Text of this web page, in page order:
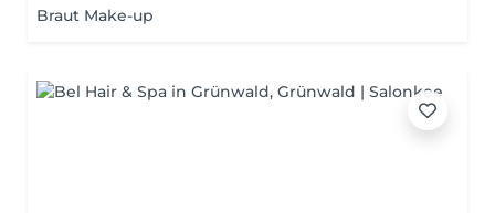
Braut Make-up